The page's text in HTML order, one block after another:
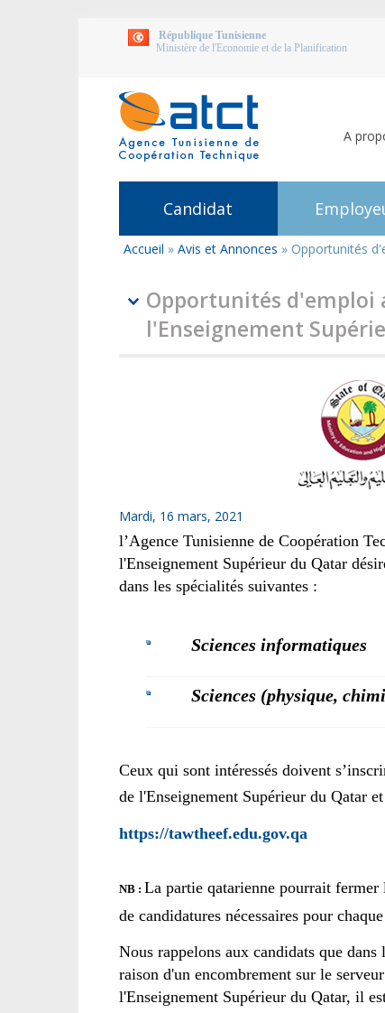
République Tunisienne
Ministère de l'Economie et de la Planification
A
Candidat
Vous
Accueil » Avis et Annonces » Opportunités
Opportunités d'emploi
l'Enseignement
Mardi, 16 mars, 2021
l’Agence Tunisienne de Coopération
l'Enseignement Supérieur du Qatar
dans les spécialités suivantes :
Sciences informatiques
Sciences (physique,
Ceux qui sont intéressés doivent
de l'Enseignement Supérieur du Qatar
https://tawtheef.edu.gov.qa
NB : La partie qatarienne pourrait
de candidatures nécessaires pour
Nous rappelons aux candidats que
raison d'un encombrement sur le
l'Enseignement Supérieur du Qatar, il